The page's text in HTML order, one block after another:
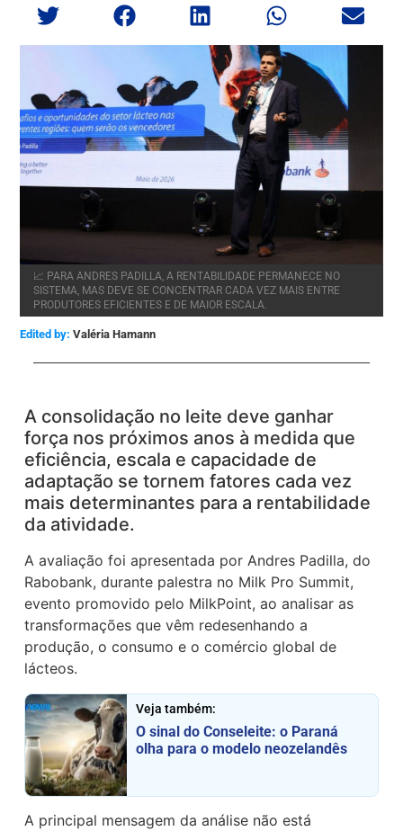
📈 PARA ANDRES PADILLA, A RENTABILIDADE PERMANECE NO
SISTEMA, MAS DEVE SE CONCENTRAR CADA VEZ MAIS ENTRE
PRODUTORES EFICIENTES E DE MAIOR ESCALA.
Edited by: Valéria Hamann
A consolidação no leite deve ganhar
força nos próximos anos à medida que
eficiência, escala e capacidade de
adaptação se tornem fatores cada vez
mais determinantes para a rentabilidade
da atividade.
A avaliação foi apresentada por Andres Padilla, do
Rabobank, durante palestra no Milk Pro Summit,
evento promovido pelo MilkPoint, ao analisar as
transformações que vêm redesenhando a
produção, o consumo e o comércio global de
lácteos.
Veja também:
O sinal do Conseleite: o Paraná
olha para o modelo neozelandês
A principal mensagem da análise não está